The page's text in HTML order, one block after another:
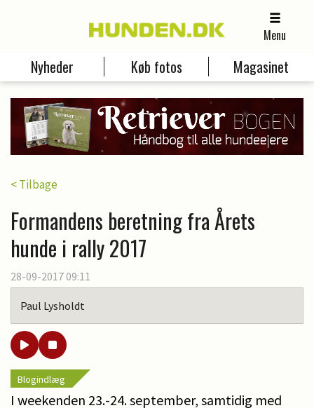
Menu
Nyheder Køb fotos Magasinet
< Tilbage
Formandens beretning fra Årets
hunde i rally 2017
28-09-2017 09:11
Paul Lysholdt
Blogindlæg
I weekenden 23.-24. september, samtidig med